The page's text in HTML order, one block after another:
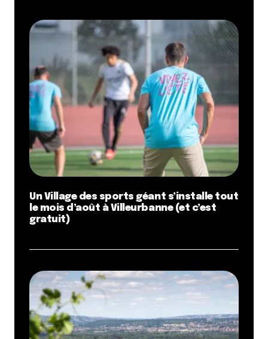
Un Village des sports géant s’installe tout
le mois d’août à Villeurbanne (et c’est
gratuit)